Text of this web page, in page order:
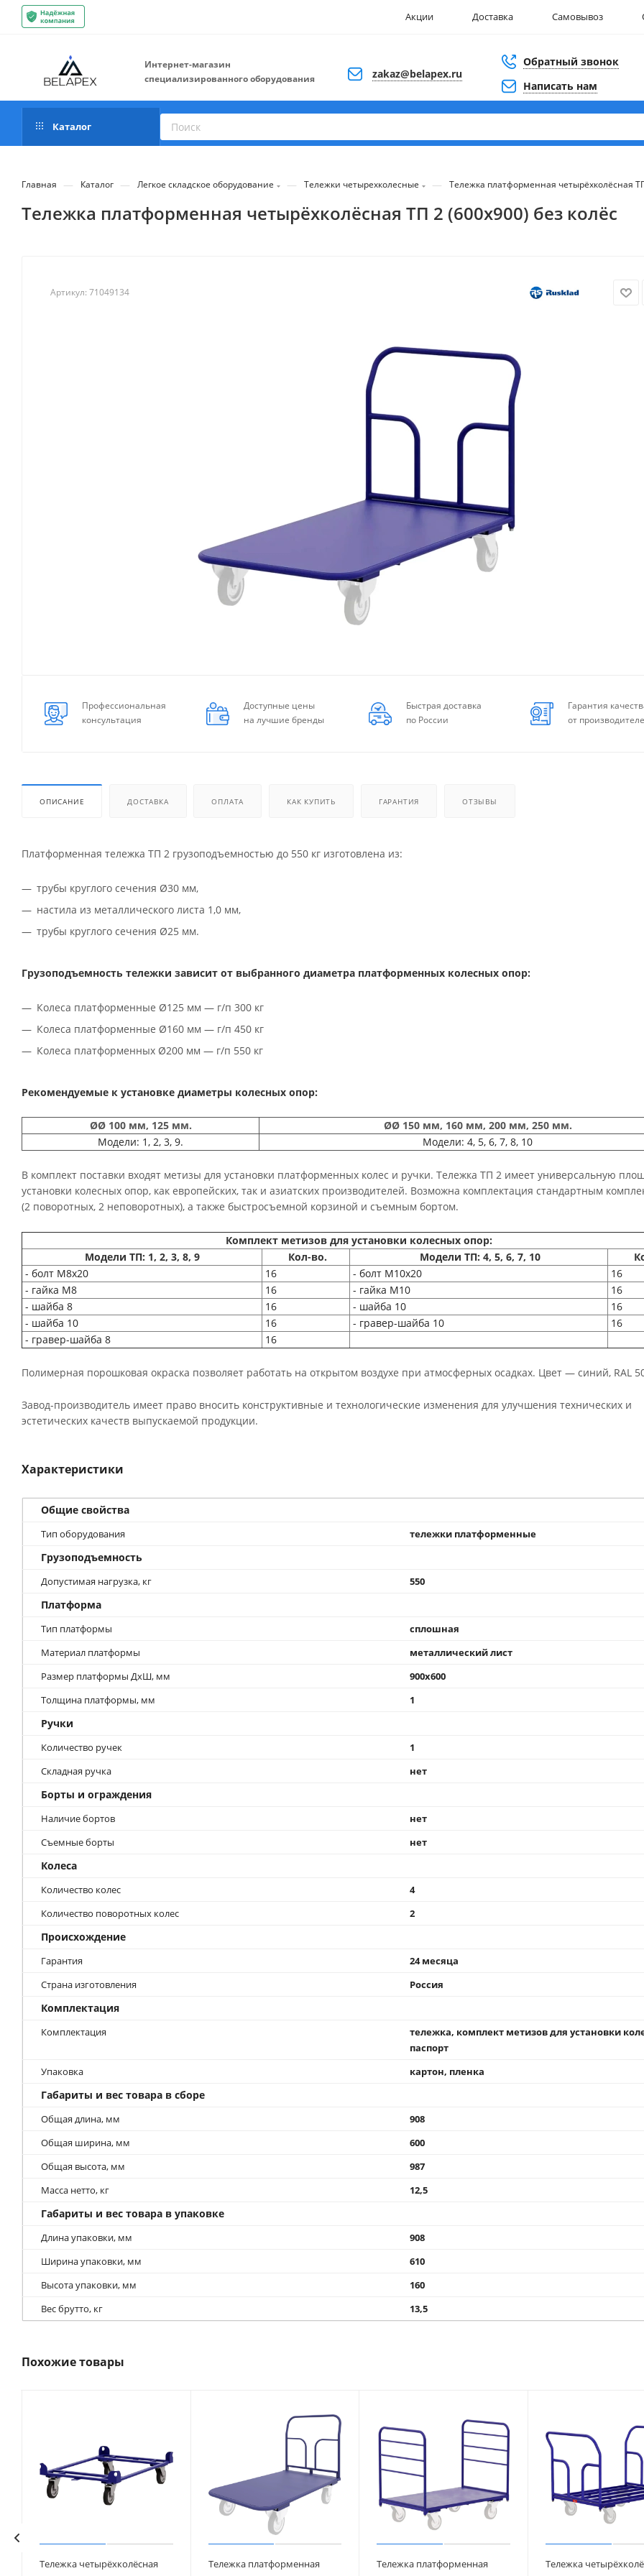
Акции Доставка Самовывоз
Интернет-магазин
специализированного оборудования
zakaz@belapex.ru
Обратный звонок
Написать нам
Каталог
Главная — Каталог — Легкое складское оборудование — Тележки четырехколесные — Тележка платформенная четырёхколёсная
Тележка платформенная четырёхколёсная ТП 2 (600х900) без колёс
Артикул: 71049134
Профессиональная
консультация
Доступные цены
на лучшие бренды
Быстрая доставка
по России
Гарантия
от
ОПИСАНИЕ ДОСТАВКА ОПЛАТА КАК КУПИТЬ ГАРАНТИЯ ОТЗЫВЫ
Платформенная тележка ТП 2 грузоподъемностью до 550 кг изготовлена из:
трубы круглого сечения Ø30 мм,
настила из металлического листа 1,0 мм,
трубы круглого сечения Ø25 мм.
Грузоподъемность тележки зависит от выбранного диаметра платформенных колесных опор:
Колеса платформенные Ø125 мм — г/п 300 кг
Колеса платформенные Ø160 мм — г/п 450 кг
Колеса платформенных Ø200 мм — г/п 550 кг
Рекомендуемые к установке диаметры колесных опор:
ØØ 100 мм, 125 мм.
ØØ 150 мм, 160 мм, 200 мм, 250 мм.
Модели: 1, 2, 3, 9.
Модели: 4, 5, 6, 7, 8, 10
В комплект поставки входят метизы для установки платформенных колес и ручки. Тележка ТП 2 имеет универсальную
установки колесных опор, как европейских, так и азиатских производителей. Возможна комплектация стандартным
(2 поворотных, 2 неповоротных), а также быстросъемной корзиной и съемным бортом.
Комплект метизов для установки колесных опор:
Модели ТП: 1, 2, 3, 8, 9
Кол-во. Модели ТП: 4, 5, 6, 7, 10
- болт М8х20
16 - болт М10х20
16
- гайка М8
16 - гайка M10
16
- шайба 8
16 - шайба 10
16
- шайба 10
16 - гравер-шайба 10
16
- гравер-шайба 8
16
Полимерная порошковая окраска позволяет работать на открытом воздухе при атмосферных осадках. Цвет — синий, RAL
Завод-производитель имеет право вносить конструктивные и технологические изменения для улучшения технических и
эстетических качеств выпускаемой продукции.
Характеристики
Общие свойства
Тип оборудования тележки платформенные
Грузоподъемность
Допустимая нагрузка, кг 550
Платформа
Тип платформы
сплошная
Материал платформы
металлический лист
Размер платформы ДхШ, мм
900x600
Толщина платформы, мм
1
Ручки
Количество ручек
1
Складная ручка
нет
Борты и ограждения
Наличие бортов
нет
Съемные борты
нет
Колеса
Количество колес
4
Количество поворотных колес
2
Происхождение
Гарантия
24 месяца
Страна изготовления
Россия
Комплектация
Комплектация
тележка, комплект метизов для установки
паспорт
Упаковка
картон, пленка
Габариты и вес товара в сборе
Общая длина, мм
908
Общая ширина, мм
600
Общая высота, мм
987
Масса нетто, кг
12,5
Габариты и вес товара в упаковке
Длина упаковки, мм
908
Ширина упаковки, мм
610
Высота упаковки, мм
160
Вес брутто, кг
13,5
Похожие товары
Тележка четырёхколёсная
Тележка платформенная
Тележка платформенная
Тележка